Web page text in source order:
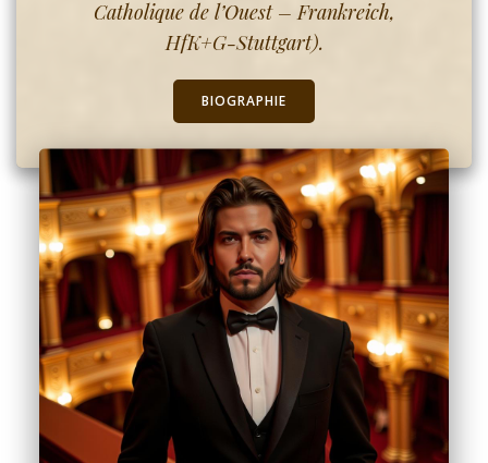
Catholique de l’Ouest – Frankreich,
HfK+G-Stuttgart).
BIOGRAPHIE